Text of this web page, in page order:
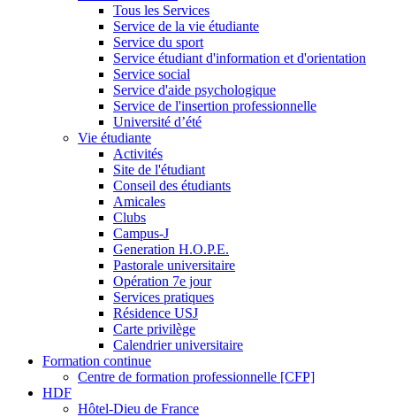
Tous les Services
Service de la vie étudiante
Service du sport
Service étudiant d'information et d'orientation
Service social
Service d'aide psychologique
Service de l'insertion professionnelle
Université d’été
Vie étudiante
Activités
Site de l'étudiant
Conseil des étudiants
Amicales
Clubs
Campus-J
Generation H.O.P.E.
Pastorale universitaire
Opération 7e jour
Services pratiques
Résidence USJ
Carte privilège
Calendrier universitaire
Formation continue
Centre de formation professionnelle [CFP]
HDF
Hôtel-Dieu de France